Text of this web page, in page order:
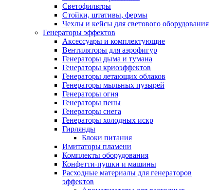
Светофильтры
Стойки, штативы, фермы
Чехлы и кейсы для светового оборудования
Генераторы эффектов
Аксессуары и комплектующие
Вентиляторы для аэрофигур
Генераторы дыма и тумана
Генераторы криоэффектов
Генераторы летающих облаков
Генераторы мыльных пузырей
Генераторы огня
Генераторы пены
Генераторы снега
Генераторы холодных искр
Гирлянды
Блоки питания
Имитаторы пламени
Комплекты оборудования
Конфетти-пушки и машины
Расходные материалы для генераторов
эффектов